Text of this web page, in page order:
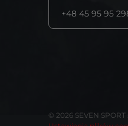
+48 45 95 95
© 2026 SEVEN